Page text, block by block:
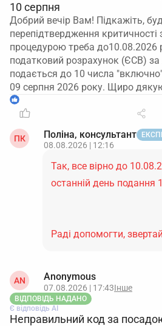
10 серпня
Добрий вечір Вам! Підкажіть,
перепідтвердження
процедурою треба до10.08.2026
податковий розрахунок (ЄСВ) за
подається до 10 числа
09 серпня 2026 року. Щиро
1
ПК Поліна, консультант
08.08.2026 | 12:16
Так, все вірно до
останній день подання
Раді допомогти,
AN Anonymous
07.08.2026 | 17:43Інше
ВІДПОВІДЬ НАДАНО
Є відповідь АІ
Неправильний код за